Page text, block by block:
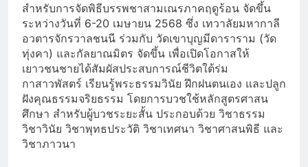
สำหรับการจัดพิธีบรรพชาสามเณรภาคฤดูร้อน จัดขึ้น
ระหว่างวันที่ 6-20 เมษายน 2568 ซึ่ง เทวาลัยมหากาลี
อวตารจักรวาลชนนี ร่วมกับ วัดเขาบุญมีดาราราม (วัด
ทุ่งคา) และกัลยาณมิตร จัดขึ้น เพื่อเปิดโอกาสให้
เยาวชนชายได้สัมผัสประสบการณ์ชีวิตใต้ร่ม
กาสาวพัสตร์ เรียนรู้พระธรรมวินัย ฝึกฝนตนเอง และปลูก
ฝังคุณธรรมจริยธรรม โดยการบวชใช้หลักสูตรศาสน
ศึกษา สำหรับผู้บวชระยะสั้น ประกอบด้วย วิชาธรรม
วิชาวินัย วิชาพุทธประวัติ วิชาเทศนา วิชาศาสนพิธี และ
วิชาภาวนา